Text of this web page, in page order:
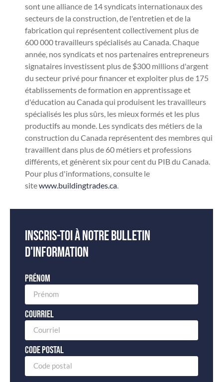
sont une alliance de 14 syndicats internationaux des
secteurs de la construction, de l'entretien et de la
fabrication qui représentent collectivement plus de
600 000 travailleurs spécialisés au Canada. Chaque
année, nos syndicats et nos partenaires entrepreneurs
signataires investissent plus de $300 millions d'argent
du secteur privé pour financer et exploiter plus de 175
établissements de formation en apprentissage et
d'éducation au Canada qui produisent les travailleurs
spécialisés les plus sûrs, les mieux formés et les plus
productifs au monde. Les syndicats des métiers de la
construction du Canada représentent des membres qui
travaillent dans plus de 60 métiers et professions
différents, et génèrent six pour cent du PIB du Canada.
Pour plus d'informations, consulte le
sitewww.buildingtrades.ca.
Inscris-toi à notre bulletin
d'information
Prénom
Courriel
Code postal